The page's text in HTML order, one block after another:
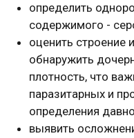
определить
содержимого -
оценить строение
обнаружить
плотность, что
паразитарных и
определения
выявить